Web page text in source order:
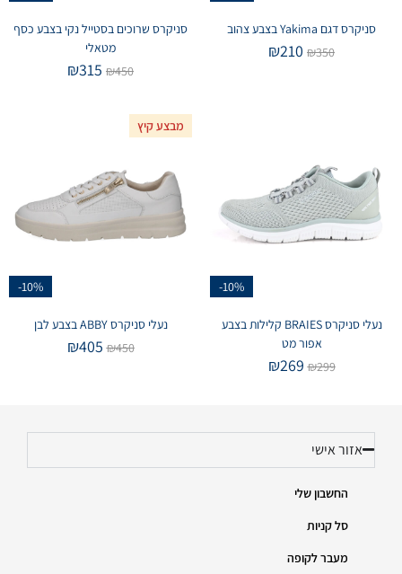
סניקרס דגם Yakima בצבע צהוב
₪350
₪210
סניקרס שרוכים בסטייל נקי בצבע כסף
מטאלי
₪450
₪315
-10%
נעלי סניקרס BRAIES קלילות בצבע
אפור מט
₪299
₪269
מבצע קיץ
-10%
נעלי סניקרס ABBY בצבע לבן
₪450
₪405
אזור אישי
החשבון שלי
סל קניות
מעבר לקופה